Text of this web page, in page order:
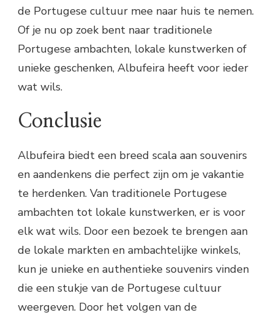
de Portugese cultuur mee naar huis te nemen.
Of je nu op zoek bent naar traditionele
Portugese ambachten, lokale kunstwerken of
unieke geschenken, Albufeira heeft voor ieder
wat wils.
Conclusie
Albufeira biedt een breed scala aan souvenirs
en aandenkens die perfect zijn om je vakantie
te herdenken. Van traditionele Portugese
ambachten tot lokale kunstwerken, er is voor
elk wat wils. Door een bezoek te brengen aan
de lokale markten en ambachtelijke winkels,
kun je unieke en authentieke souvenirs vinden
die een stukje van de Portugese cultuur
weergeven. Door het volgen van de